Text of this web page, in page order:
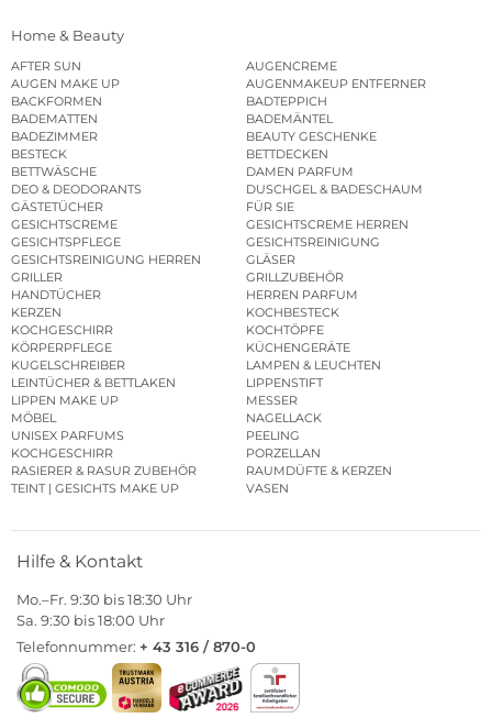
Home & Beauty
AFTER SUN
AUGENCREME
AUGEN MAKE UP
AUGENMAKEUP ENTFERNER
BACKFORMEN
BADTEPPICH
BADEMATTEN
BADEMÄNTEL
BADEZIMMER
BEAUTY GESCHENKE
BESTECK
BETTDECKEN
BETTWÄSCHE
DAMEN PARFUM
DEO & DEODORANTS
DUSCHGEL & BADESCHAUM
GÄSTETÜCHER
FÜR SIE
GESICHTSCREME
GESICHTSCREME HERREN
GESICHTSPFLEGE
GESICHTSREINIGUNG
GESICHTSREINIGUNG HERREN
GLÄSER
GRILLER
GRILLZUBEHÖR
HANDTÜCHER
HERREN PARFUM
KERZEN
KOCHBESTECK
KOCHGESCHIRR
KOCHTÖPFE
KÖRPERPFLEGE
KÜCHENGERÄTE
KUGELSCHREIBER
LAMPEN & LEUCHTEN
LEINTÜCHER & BETTLAKEN
LIPPENSTIFT
LIPPEN MAKE UP
MESSER
MÖBEL
NAGELLACK
UNISEX PARFUMS
PEELING
KOCHGESCHIRR
PORZELLAN
RASIERER & RASUR ZUBEHÖR
RAUMDÜFTE & KERZEN
TEINT | GESICHTS MAKE UP
VASEN
Hilfe & Kontakt
Mo.–Fr. 9:30 bis 18:30 Uhr
Sa. 9:30 bis 18:00 Uhr
Telefonnummer: + 43 316 / 870-0